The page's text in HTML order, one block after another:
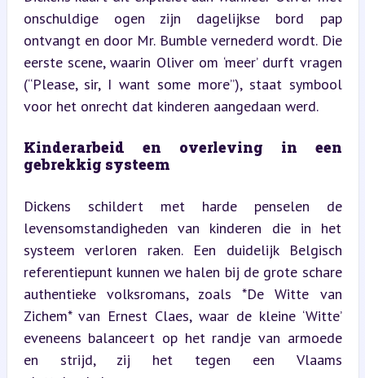
onschuldige ogen zijn dagelijkse bord pap
ontvangt en door Mr. Bumble vernederd wordt. Die
eerste scene, waarin Oliver om ‘meer’ durft vragen
(“Please, sir, I want some more”), staat symbool
voor het onrecht dat kinderen aangedaan werd.
Kinderarbeid en overleving in een
gebrekkig systeem
Dickens schildert met harde penselen de
levensomstandigheden van kinderen die in het
systeem verloren raken. Een duidelijk Belgisch
referentiepunt kunnen we halen bij de grote schare
authentieke volksromans, zoals *De Witte van
Zichem* van Ernest Claes, waar de kleine ‘Witte’
eveneens balanceert op het randje van armoede
en strijd, zij het tegen een Vlaams